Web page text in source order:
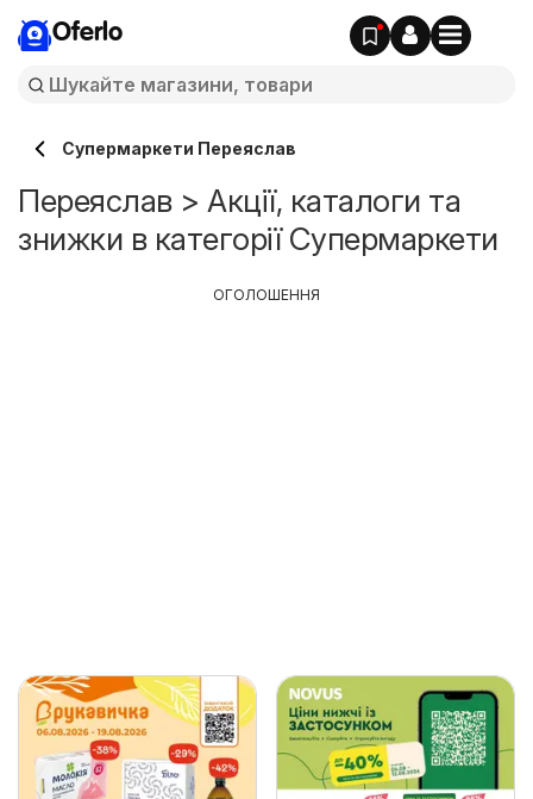
Oferlo
Супермаркети Переяслав
Переяслав > Акції, каталоги та
знижки в категорії Супермаркети
ОГОЛОШЕННЯ